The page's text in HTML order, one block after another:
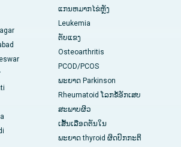
ແກນ​ຫມາກ​ໄຂ່​ຫຼັງ
Leukemia
ຕັບແຂງ
Osteoarthritis
PCOD/PCOS
ພະຍາດ Parkinson
Rheumatoid ໂລກຂໍ້ອັກເສບ
ສະພາບຜິວ
ເສັ້ນເລືອດຕັນໃນ
ພະຍາດ thyroid ຜິດປົກກະຕິ